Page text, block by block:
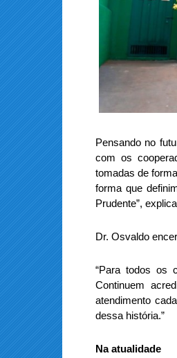
Pensando no
com os
tomadas de
forma que
Prudente”,
Dr. Osvaldo
“Para todos os
Continuem
atendimento
dessa história.”
Na atualidade